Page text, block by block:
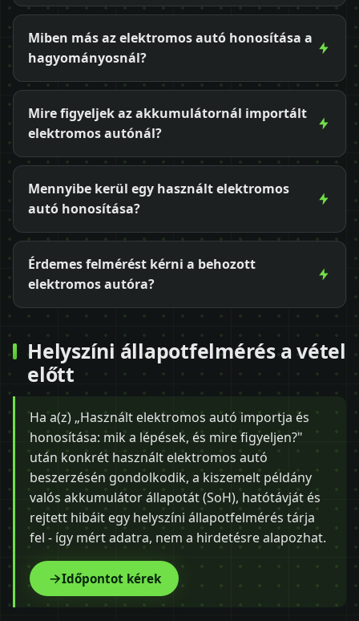
Miben más az elektromos autó honosítása a
hagyományosnál?
Mire figyeljek az akkumulátornál importált
elektromos autónál?
Mennyibe kerül egy használt elektromos
autó honosítása?
Érdemes felmérést kérni a behozott
elektromos autóra?
Helyszíni állapotfelmérés a vétel
előtt
Ha a(z) „Használt elektromos autó importja és
honosítása: mik a lépések, és mire figyeljen?"
után konkrét használt elektromos autó
beszerzésén gondolkodik, a kiszemelt példány
valós akkumulátor állapotát (SoH), hatótávját és
rejtett hibáit egy helyszíni állapotfelmérés tárja
fel - így mért adatra, nem a hirdetésre alapozhat.
Időpontot kérek